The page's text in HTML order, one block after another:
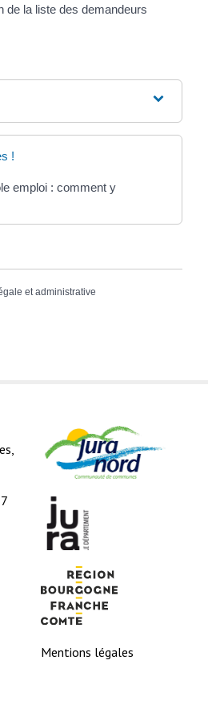
de la liste des demandeurs
!
emploi : comment y
et administrative
Mentions légales